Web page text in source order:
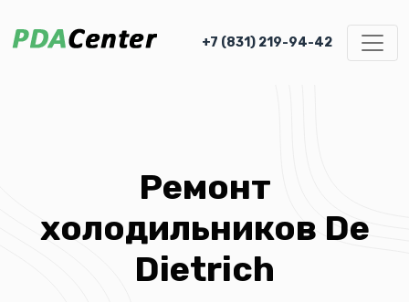
+7 (831) 219-94-42
Ремонт
холодильников De
Dietrich